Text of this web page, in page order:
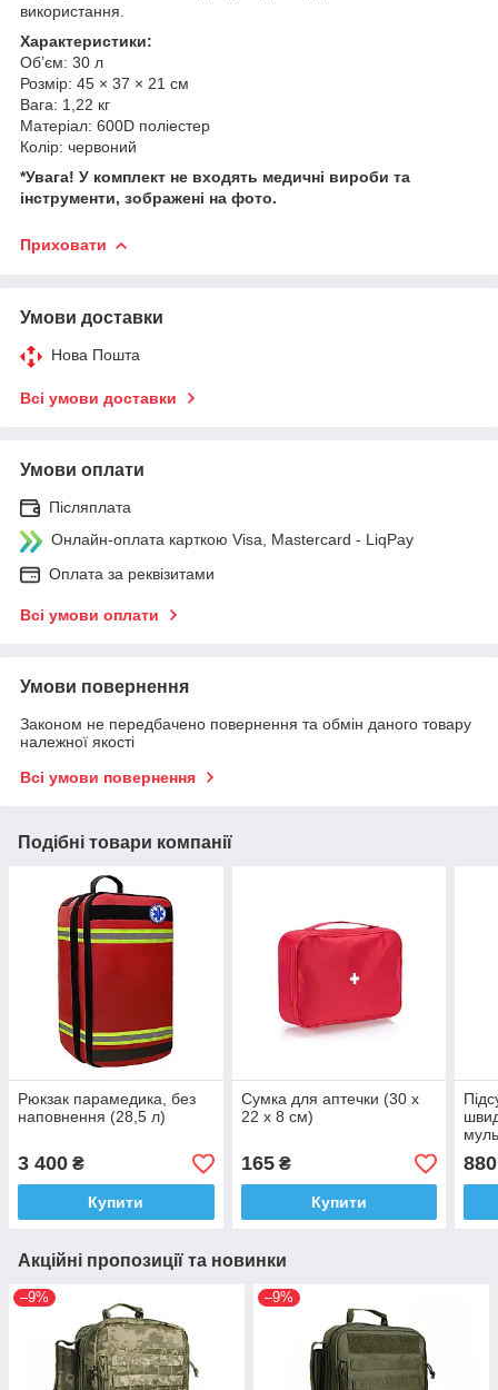
використання.
Характеристики:
Об’єм: 30 л
Розмір: 45 × 37 × 21 см
Вага: 1,22 кг
Матеріал: 600D поліестер
Колір: червоний
*Увага! У комплект не входять медичні вироби та
інструменти, зображені на фото.
Приховати
Умови доставки
Нова Пошта
Всі умови доставки
Умови оплати
Післяплата
Онлайн-оплата карткою Visa, Mastercard - LiqPay
Оплата за реквізитами
Всі умови оплати
Умови повернення
Законом не передбачено повернення та обмін даного товару
належної якості
Всі умови повернення
Подібні товари компанії
Рюкзак парамедика, без
наповнення (28,5 л)
3 400 ₴
Купити
Сумка для аптечки (30 х
22 х 8 см)
165₴
Купити
880
Акційні пропозиції та новинки
–9% –9%